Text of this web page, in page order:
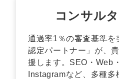
コンサル
通過率1％の審査基準
認定パートナー」が、
援します。SEO・Web
Instagramなど、多種